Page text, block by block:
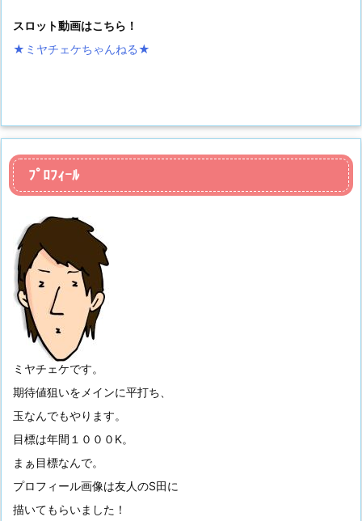
スロット動画はこちら！
★ミヤチェケちゃんねる★
ﾌﾟﾛﾌｨｰﾙ
ミヤチェケです。
期待値狙いをメインに平打ち、
玉なんでもやります。
目標は年間１０００K。
まぁ目標なんで。
プロフィール画像は友人のS田に
描いてもらいました！